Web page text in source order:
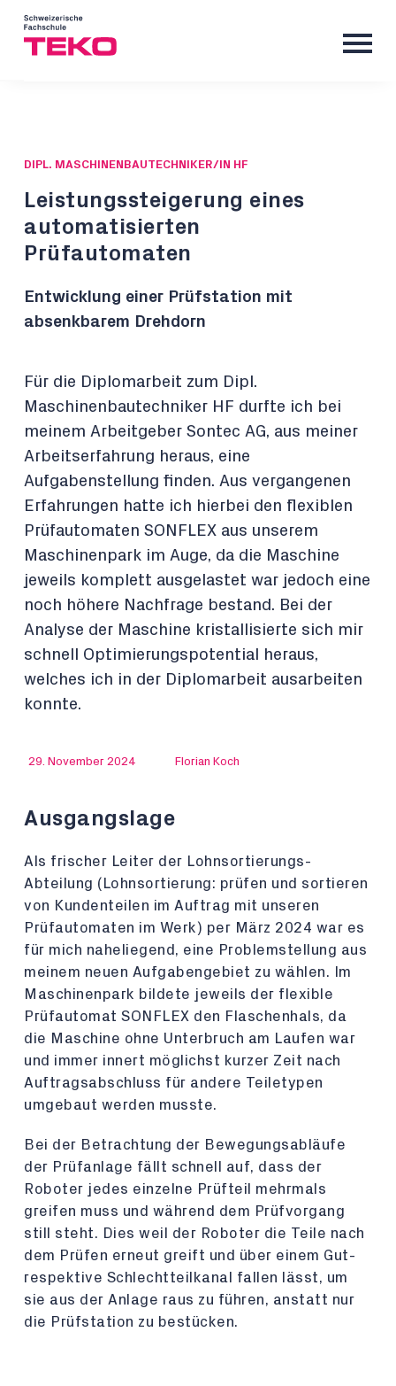
DIPL. MASCHINENBAUTECHNIKER/IN HF
Leistungssteigerung eines
automatisierten
Prüfautomaten
Entwicklung einer Prüfstation mit
absenkbarem Drehdorn
Für die Diplomarbeit zum Dipl.
Maschinenbautechniker HF durfte ich bei
meinem Arbeitgeber Sontec AG, aus meiner
Arbeitserfahrung heraus, eine
Aufgabenstellung finden. Aus vergangenen
Erfahrungen hatte ich hierbei den flexiblen
Prüfautomaten SONFLEX aus unserem
Maschinenpark im Auge, da die Maschine
jeweils komplett ausgelastet war jedoch eine
noch höhere Nachfrage bestand. Bei der
Analyse der Maschine kristallisierte sich mir
schnell Optimierungspotential heraus,
welches ich in der Diplomarbeit ausarbeiten
konnte.
29. November 2024 Florian Koch
Ausgangslage
Als frischer Leiter der Lohnsortierungs-
Abteilung (Lohnsortierung: prüfen und sortieren
von Kundenteilen im Auftrag mit unseren
Prüfautomaten im Werk) per März 2024 war es
für mich naheliegend, eine Problemstellung aus
meinem neuen Aufgabengebiet zu wählen. Im
Maschinenpark bildete jeweils der flexible
Prüfautomat SONFLEX den Flaschenhals, da
die Maschine ohne Unterbruch am Laufen war
und immer innert möglichst kurzer Zeit nach
Auftragsabschluss für andere Teiletypen
umgebaut werden musste.
Bei der Betrachtung der Bewegungsabläufe
der Prüfanlage fällt schnell auf, dass der
Roboter jedes einzelne Prüfteil mehrmals
greifen muss und während dem Prüfvorgang
still steht. Dies weil der Roboter die Teile nach
dem Prüfen erneut greift und über einem Gut-
respektive Schlechtteilkanal fallen lässt, um
sie aus der Anlage raus zu führen, anstatt nur
die Prüfstation zu bestücken.